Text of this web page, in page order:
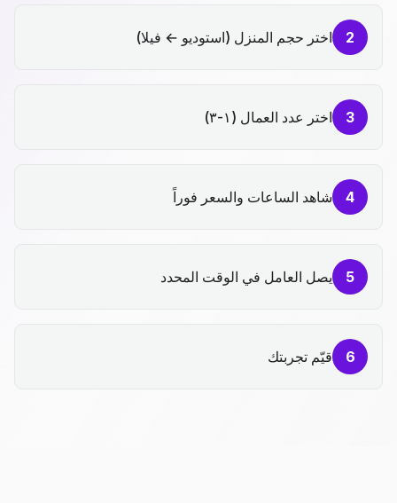
2 اختر حجم المنزل (استوديو ← فيلا)
3 اختر عدد العمال (١-٣)
4 شاهد الساعات والسعر فوراً
5 يصل العامل في الوقت المحدد
6 قيّم تجربتك